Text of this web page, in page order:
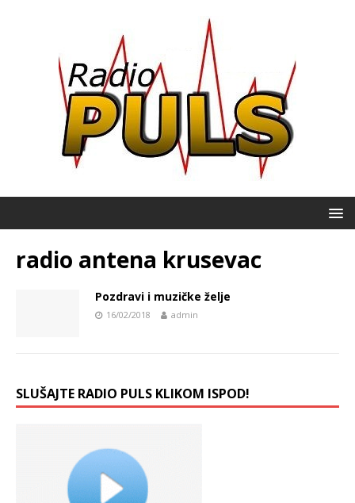
radio antena krusevac
Pozdravi i muzičke želje
16/02/2018 admin
SLUŠAJTE RADIO PULS KLIKOM ISPOD!